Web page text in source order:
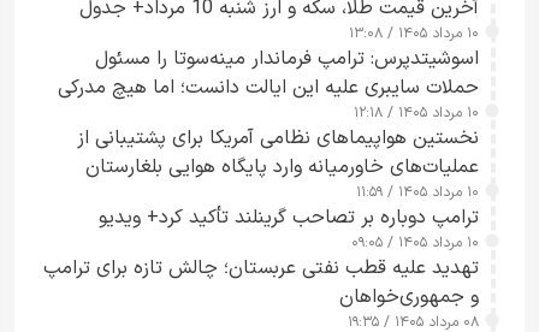
آخرین قیمت طلا، سکه و ارز شنبه 10 مرداد+ جدول
۱۰ مرداد ۱۴۰۵ / ۱۳:۰۸
اسوشیتدپرس: ترامپ فرماندار مینه‌سوتا را مسئول
حملات سایبری علیه این ایالت دانست؛ اما هیچ مدرکی
ارائه نکرد
۱۰ مرداد ۱۴۰۵ / ۱۲:۱۸
نخستین هواپیماهای نظامی آمریکا برای پشتیبانی از
عملیات‌های خاورمیانه وارد پایگاه هوایی بلغارستان
شدند
۱۰ مرداد ۱۴۰۵ / ۱۱:۵۹
ترامپ دوباره بر تصاحب گرینلند تأکید کرد+ ویدیو
۱۰ مرداد ۱۴۰۵ / ۰۹:۰۵
تهدید علیه قطب نفتی عربستان؛ چالش تازه برای ترامپ
و جمهوری‌خواهان
۰۸ مرداد ۱۴۰۵ / ۱۹:۳۵